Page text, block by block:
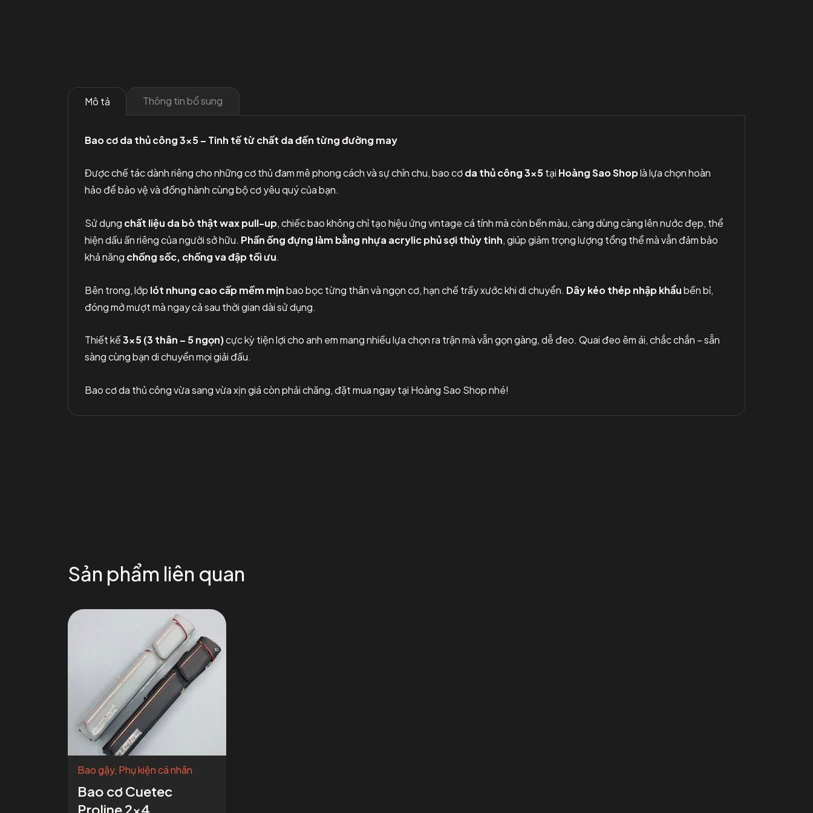
Mô tả Thông tin bổ sung
Bao cơ da thủ công 3×5 – Tinh tế từ chất da đến từng đường may
Được chế tác dành riêng cho những cơ thủ đam mê phong cách và sự chỉn chu, bao cơda thủ công 3×5tại Hoàng Sao Shoplà lựa chọn hoàn
hảo để bảo vệ và đồng hành cùng bộ cơ yêu quý của bạn.
Sử dụng chất liệu da bò thật wax pull-up, chiếc bao không chỉ tạo hiệu ứng vintage cá tính mà còn bền màu, càng dùng càng lên nước đẹp, thể
hiện dấu ấn riêng của người sở hữu. Phần ống đựng làm bằng nhựa acrylic phủ sợi thủy tinh, giúp giảm trọng lượng tổng thể mà vẫn đảm bảo
khả năng chống sốc, chống va đập tối ưu.
Bên trong, lớp lót nhung cao cấp mềm mịnbao bọc từng thân và ngọn cơ, hạn chế trầy xước khi di chuyển. Dây kéo thép nhập khẩubền bỉ,
đóng mở mượt mà ngay cả sau thời gian dài sử dụng.
Thiết kế3×5 (3 thân – 5 ngọn)cực kỳ tiện lợi cho anh em mang nhiều lựa chọn ra trận mà vẫn gọn gàng, dễ đeo. Quai đeo êm ái, chắc chắn – sẵn
sàng cùng bạn di chuyển mọi giải đấu.
Bao cơ da thủ công vừa sang vừa xịn giá còn phải chăng, đặt mua ngay tại Hoàng Sao Shop nhé!
Sản phẩm liên quan
Bao gậy, Phụ kiện cá nhân
Bao cơ Cuetec
Proline 2×4